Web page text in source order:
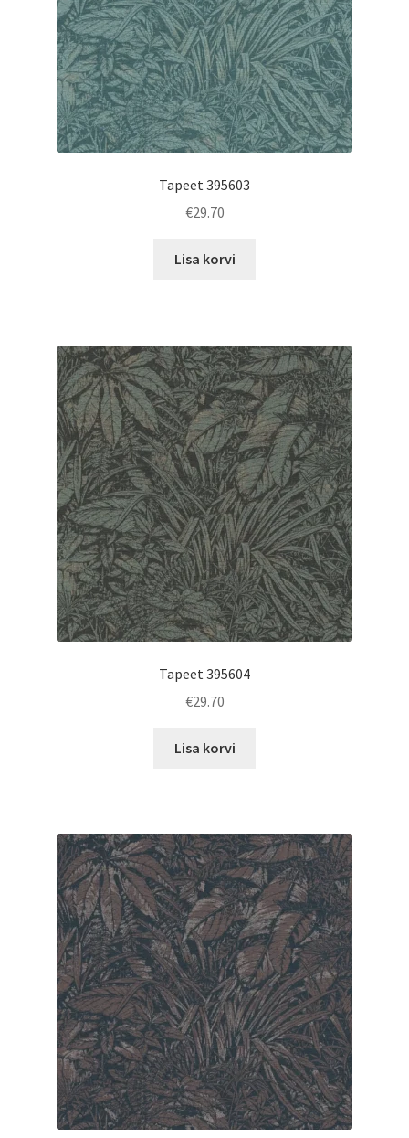
Tapeet 395603
€29.70
Lisa korvi
Tapeet 395604
€29.70
Lisa korvi